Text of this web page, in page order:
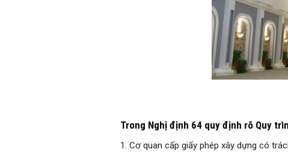
Trong Nghị định 64 quy định rõ Quy
1. Cơ quan cấp giấy phép xây dựng có